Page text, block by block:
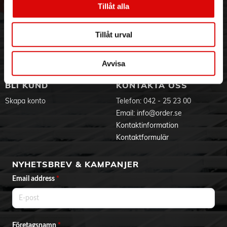
Tillåt alla
Tillåt urval
Avvisa
Visselblåsning
Aktuellt på Order
Ansökan om RMA
Godsefterlysning & Felleverans
Integritetspolicy
Om cookies
BLI KUND
Skapa konto
KONTAKTA OSS
Telefon: 042 - 25 23 00
Email: info@order.se
Kontaktinformation
Kontaktformulär
NYHETSBREV & KAMPANJER
Email address *
Företagsnamn *